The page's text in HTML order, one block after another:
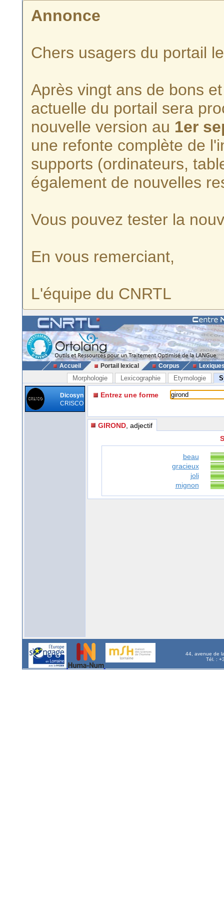
Annonce
Chers usagers du portail
Après vingt ans de bons
actuelle du portail sera
nouvelle version au 1er
une refonte complète de
supports (ordinateurs,
également de nouvelles
Vous pouvez tester la
En vous remerciant,
L'équipe du CNRTL
Accueil Portail lexical Corpus
Morphologie Lexicographie Etymologie
Dicosyn
CRISCO
Entrez une forme
GIROND , adjectif
beau
gracieux
joli
mignon
44, avenue de
Tél. :